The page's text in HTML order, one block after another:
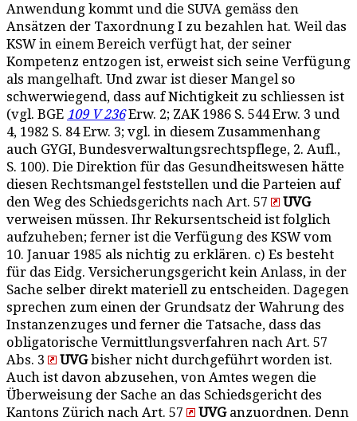
Anwendung kommt und die SUVA gemäss den
Ansätzen der Taxordnung I zu bezahlen hat. Weil das
KSW in einem Bereich verfügt hat, der seiner
Kompetenz entzogen ist, erweist sich seine Verfügung
als mangelhaft. Und zwar ist dieser Mangel so
schwerwiegend, dass auf Nichtigkeit zu schliessen ist
(vgl. BGE 109 V 236Erw. 2; ZAK 1986 S. 544 Erw. 3 und
4, 1982 S. 84 Erw. 3; vgl. in diesem Zusammenhang
auch GYGI, Bundesverwaltungsrechtspflege, 2. Aufl.,
S. 100). Die Direktion für das Gesundheitswesen hätte
diesen Rechtsmangel feststellen und die Parteien auf
den Weg des Schiedsgerichts nach Art. 57
UVG
verweisen müssen. Ihr Rekursentscheid ist folglich
aufzuheben; ferner ist die Verfügung des KSW vom
10. Januar 1985 als nichtig zu erklären. c) Es besteht
für das Eidg. Versicherungsgericht kein Anlass, in der
Sache selber direkt materiell zu entscheiden. Dagegen
sprechen zum einen der Grundsatz der Wahrung des
Instanzenzuges und ferner die Tatsache, dass das
obligatorische Vermittlungsverfahren nach Art. 57
Abs. 3
UVGbisher nicht durchgeführt worden ist.
Auch ist davon abzusehen, von Amtes wegen die
Überweisung der Sache an das Schiedsgericht des
Kantons Zürich nach Art. 57
UVGanzuordnen. Denn